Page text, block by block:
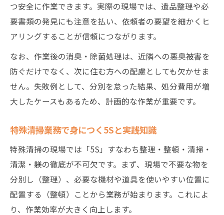
つ安全に作業できます。実際の現場では、遺品整理や必
要書類の発見にも注意を払い、依頼者の要望を細かくヒ
アリングすることが信頼につながります。
なお、作業後の消臭・除菌処理は、近隣への悪臭被害を
防ぐだけでなく、次に住む方への配慮としても欠かせま
せん。失敗例として、分別を怠った結果、処分費用が増
大したケースもあるため、計画的な作業が重要です。
特殊清掃業務で身につく5Sと実践知識
特殊清掃の現場では「5S」すなわち整理・整頓・清掃・
清潔・躾の徹底が不可欠です。まず、現場で不要な物を
分別し（整理）、必要な機材や道具を使いやすい位置に
配置する（整頓）ことから業務が始まります。これによ
り、作業効率が大きく向上します。